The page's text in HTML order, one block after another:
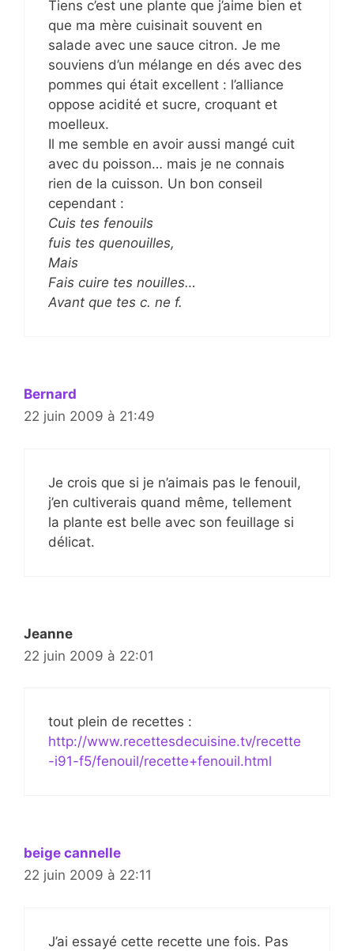
Tiens c’est une plante que j’aime bien et
que ma mère cuisinait souvent en
salade avec une sauce citron. Je me
souviens d’un mélange en dés avec des
pommes qui était excellent : l’alliance
oppose acidité et sucre, croquant et
moelleux.
Il me semble en avoir aussi mangé cuit
avec du poisson… mais je ne connais
rien de la cuisson. Un bon conseil
cependant :
Cuis tes fenouils
fuis tes quenouilles,
Mais
Fais cuire tes nouilles…
Avant que tes c. ne f.
Bernard
22 juin 2009 à 21:49
Je crois que si je n’aimais pas le fenouil,
j’en cultiverais quand même, tellement
la plante est belle avec son feuillage si
délicat.
Jeanne
22 juin 2009 à 22:01
tout plein de recettes :
http://www.recettesdecuisine.tv/recette
-i91-f5/fenouil/recette+fenouil.html
beige cannelle
22 juin 2009 à 22:11
J’ai essayé cette recette une fois. Pas